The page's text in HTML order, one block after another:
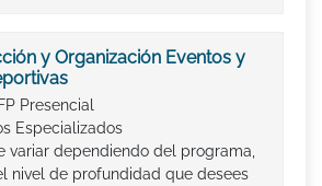
y Organización Eventos y
Presencial
Especializados
variar dependiendo del programa,
nivel de profundidad que desees